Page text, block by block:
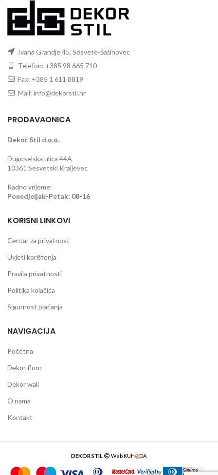
Ivana Grandje 45, Sesvete-Šašinovec
Telefon: +385 98 665 710
Fax: +385 1 611 8819
Mail: info@dekorstil.hr
PRODAVAONICA
Dekor Stil d.o.o.
Dugoselska ulica 44A
10361 Sesvetski Kraljevec
Radno vrijeme:
Ponedjeljak-Petak: 08-16
KORISNI LINKOVI
Centar za privatnost
Uvjeti korištenja
Pravila privatnosti
Politika kolačića
Sigurnost plaćanja
NAVIGACIJA
Početna
Dekor floor
Dekor wall
O nama
Kontakt
DEKOR STIL WebKUH@DA